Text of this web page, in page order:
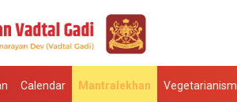
Calendar Mantralekhan Vegetarianism